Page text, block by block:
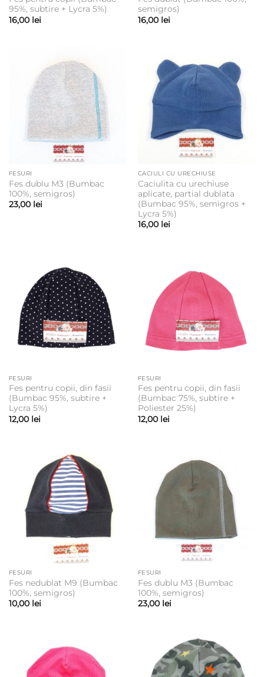
95%, subtire + Lycra 5%)
16,00 lei
semigros)
16,00 lei
FESURI
Fes dublu M3 (Bumbac
100%, semigros)
23,00 lei
CACIULI CU URECHIUSE
Caciulita cu urechiuse
aplicate, partial dublata
(Bumbac 95%, semigros +
Lycra 5%)
16,00 lei
FESURI
Fes pentru copii, din fasii
(Bumbac 95%, subtire +
Lycra 5%)
12,00 lei
FESURI
Fes pentru copii, din fasii
(Bumbac 75%, subtire +
Poliester 25%)
12,00 lei
FESURI
Fes nedublat M9 (Bumbac
100%, semigros)
10,00 lei
FESURI
Fes dublu M3 (Bumbac
100%, semigros)
23,00 lei